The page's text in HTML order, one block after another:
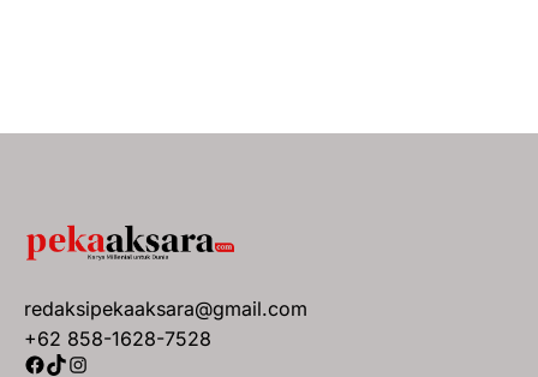
redaksipekaaksara@gmail.com
+62 858-1628-7528
Facebook
TikTok
Instagram